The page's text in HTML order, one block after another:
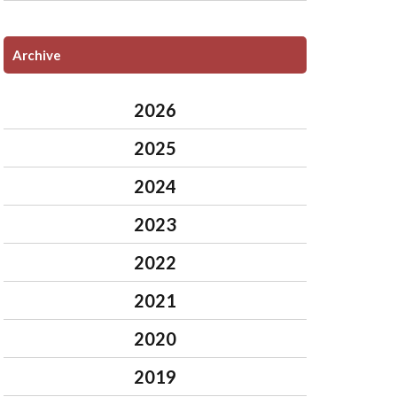
Archive
2026
2025
2024
2023
2022
2021
2020
2019